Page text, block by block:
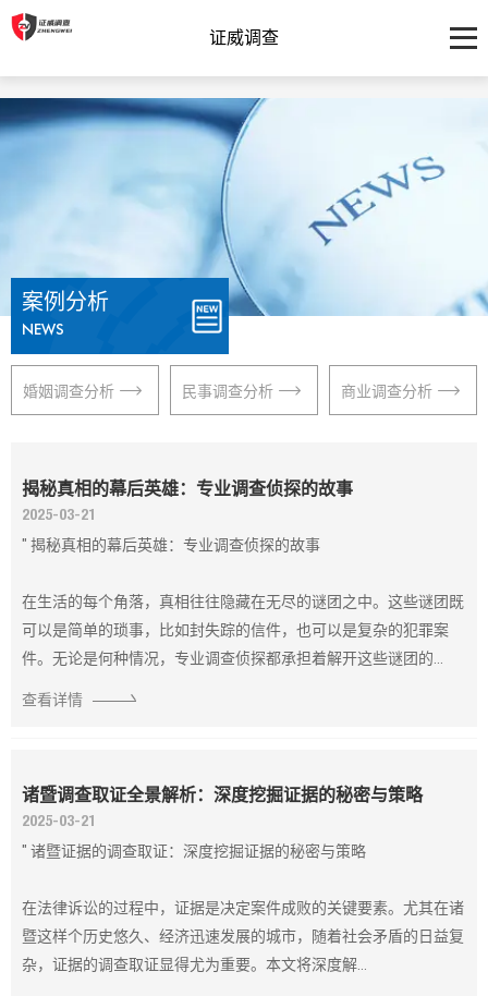
证威调查
案例分析
NEWS
婚姻调查分析 民事调查分析 商业调查分析
揭秘真相的幕后英雄：专业调查侦探的故事
2025-03-21
" 揭秘真相的幕后英雄：专业调查侦探的故事
在生活的每个角落，真相往往隐藏在无尽的谜团之中。这些谜团既
可以是简单的琐事，比如封失踪的信件，也可以是复杂的犯罪案
件。无论是何种情况，专业调查侦探都承担着解开这些谜团的...
查看详情
诸暨调查取证全景解析：深度挖掘证据的秘密与策略
2025-03-21
" 诸暨证据的调查取证：深度挖掘证据的秘密与策略
在法律诉讼的过程中，证据是决定案件成败的关键要素。尤其在诸
暨这样个历史悠久、经济迅速发展的城市，随着社会矛盾的日益复
杂，证据的调查取证显得尤为重要。本文将深度解...